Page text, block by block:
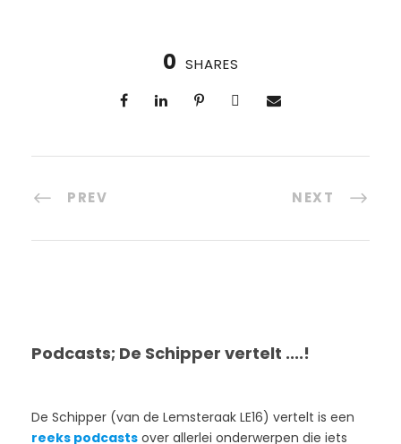
0 SHARES
PREV NEXT
Podcasts; De Schipper vertelt ....!
De Schipper (van de Lemsteraak LE16) vertelt is een
reeks podcasts over allerlei onderwerpen die iets